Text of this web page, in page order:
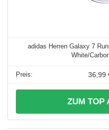
adidas Herren Galaxy 7
White/
36,99
ZUM TOP